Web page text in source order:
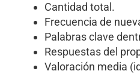
Cantidad total.
Frecuencia de
Palabras clave
Respuestas del
Valoración media